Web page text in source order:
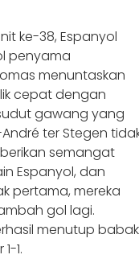
ke-38, Espanyol
penyama
menuntaskan
cepat dengan
gawang yang
ter Stegen
semangat
Espanyol, dan
pertama, mereka
gol lagi.
menutup babak
1.